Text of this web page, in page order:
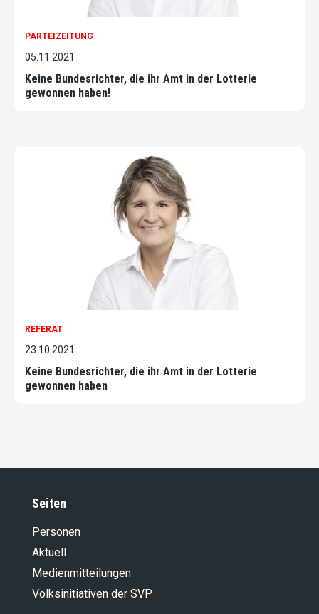
PARTEIZEITUNG
05.11.2021
Keine Bundesrichter, die ihr Amt in der Lotterie
gewonnen haben!
REFERAT
23.10.2021
Keine Bundesrichter, die ihr Amt in der Lotterie
gewonnen haben
Seiten
Personen
Aktuell
Medienmitteilungen
Volksinitiativen der SVP